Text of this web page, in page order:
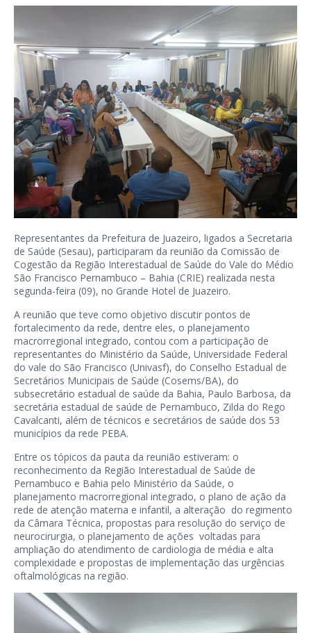
Representantes da Prefeitura de Juazeiro, ligados a Secretaria
de Saúde (Sesau), participaram da reunião da Comissão de
Cogestão da Região Interestadual de Saúde do Vale do Médio
São Francisco Pernambuco – Bahia (CRIE) realizada nesta
segunda-feira (09), no Grande Hotel de Juazeiro.
A reunião que teve como objetivo discutir pontos de
fortalecimento da rede, dentre eles, o planejamento
macrorregional integrado, contou com a participação de
representantes do Ministério da Saúde, Universidade Federal
do vale do São Francisco (Univasf), do Conselho Estadual de
Secretários Municipais de Saúde (Cosems/BA), do
subsecretário estadual de saúde da Bahia, Paulo Barbosa, da
secretária estadual de saúde de Pernambuco, Zilda do Rego
Cavalcanti, além de técnicos e secretários de saúde dos 53
municípios da rede PEBA.
Entre os tópicos da pauta da reunião estiveram: o
reconhecimento da Região Interestadual de Saúde de
Pernambuco e Bahia pelo Ministério da Saúde, o
planejamento macrorregional integrado, o plano de ação da
rede de atenção materna e infantil, a alteração do regimento
da Câmara Técnica, propostas para resolução do serviço de
neurocirurgia, o planejamento de ações voltadas para
ampliação do atendimento de cardiologia de média e alta
complexidade e propostas de implementação das urgências
oftalmológicas na região.